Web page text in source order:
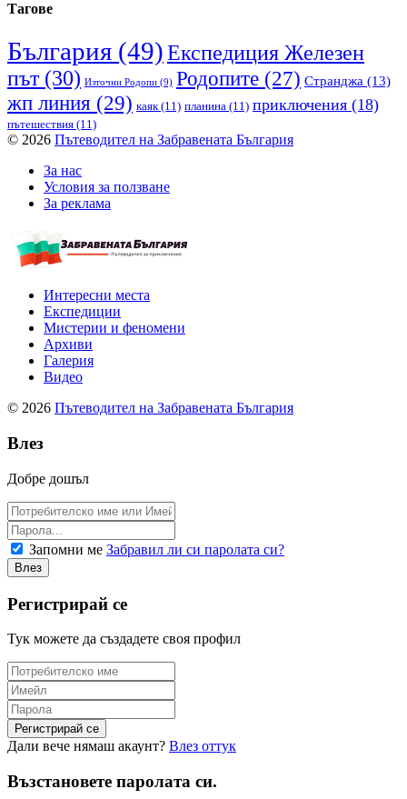
Тагове
България (49)Експедиция Железен
път(30) Източни Родопи (9) Родопите (27) Странджа (13)
жп линия (29) каяк(11) планина (11) приключения (18)
пътешествия (11)
© 2026 Пътеводител на Забравената България
За нас
Условия за ползване
За реклама
Интересни места
Експедиции
Мистерии и феномени
Архиви
Галерия
Видео
© 2026 Пътеводител на Забравената България
Влез
Добре дошъл
Запомни ме Забравил ли си паролата си?
Регистрирай се
Тук можете да създадете своя профил
Дали вече нямаш акаунт? Влез оттук
Възстановете паролата си.